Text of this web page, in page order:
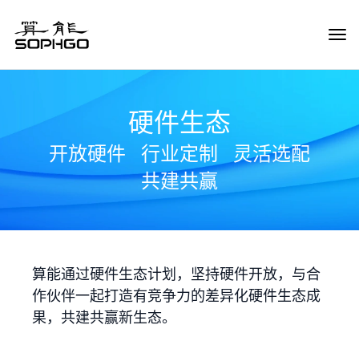
硬件生态
开放硬件 行业定制
灵活选配
共建共赢
算能通过硬件生态计划，坚持硬件开放，与合
作伙伴一起打造有竞争力的差异化硬件生态成
果，共建共赢新生态。